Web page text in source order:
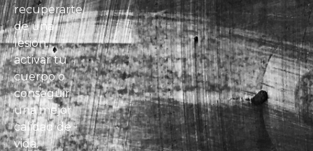
recuperarte
de una
lesión,
activar tu
cuerpo o
conseguir
una mejor
calidad de
vida.